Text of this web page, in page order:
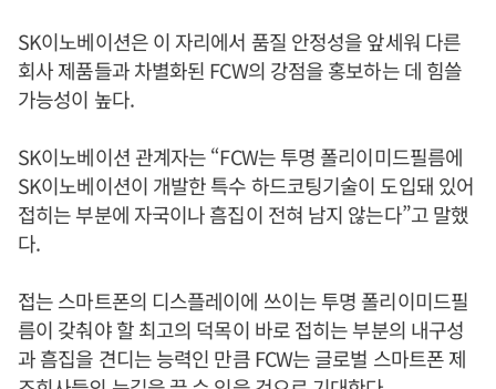
SK이노베이션은 이 자리에서 품질 안정성을 앞세워 다른
회사 제품들과 차별화된 FCW의 강점을 홍보하는 데 힘쓸
가능성이 높다.
SK이노베이션 관계자는 “FCW는 투명 폴리이미드필름에
SK이노베이션이 개발한 특수 하드코팅기술이 도입돼 있어
접히는 부분에 자국이나 흠집이 전혀 남지 않는다”고 말했
다.
접는 스마트폰의 디스플레이에 쓰이는 투명 폴리이미드필
름이 갖춰야 할 최고의 덕목이 바로 접히는 부분의 내구성
과 흠집을 견디는 능력인 만큼 FCW는 글로벌 스마트폰 제